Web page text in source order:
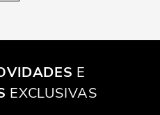
E
EXCLUSIVAS